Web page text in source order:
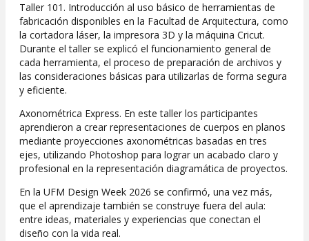
Taller 101. Introducción al uso básico de herramientas de
fabricación disponibles en la Facultad de Arquitectura, como
la cortadora láser, la impresora 3D y la máquina Cricut.
Durante el taller se explicó el funcionamiento general de
cada herramienta, el proceso de preparación de archivos y
las consideraciones básicas para utilizarlas de forma segura
y eficiente.
Axonométrica Express. En este taller los participantes
aprendieron a crear representaciones de cuerpos en planos
mediante proyecciones axonométricas basadas en tres
ejes, utilizando Photoshop para lograr un acabado claro y
profesional en la representación diagramática de proyectos.
En la UFM Design Week 2026 se confirmó, una vez más,
que el aprendizaje también se construye fuera del aula:
entre ideas, materiales y experiencias que conectan el
diseño con la vida real.